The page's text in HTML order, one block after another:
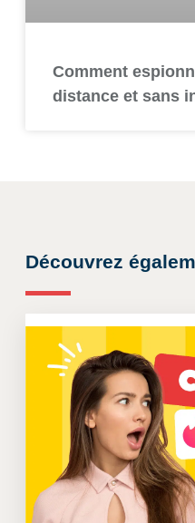
Comment
distance et sans
Découvrez